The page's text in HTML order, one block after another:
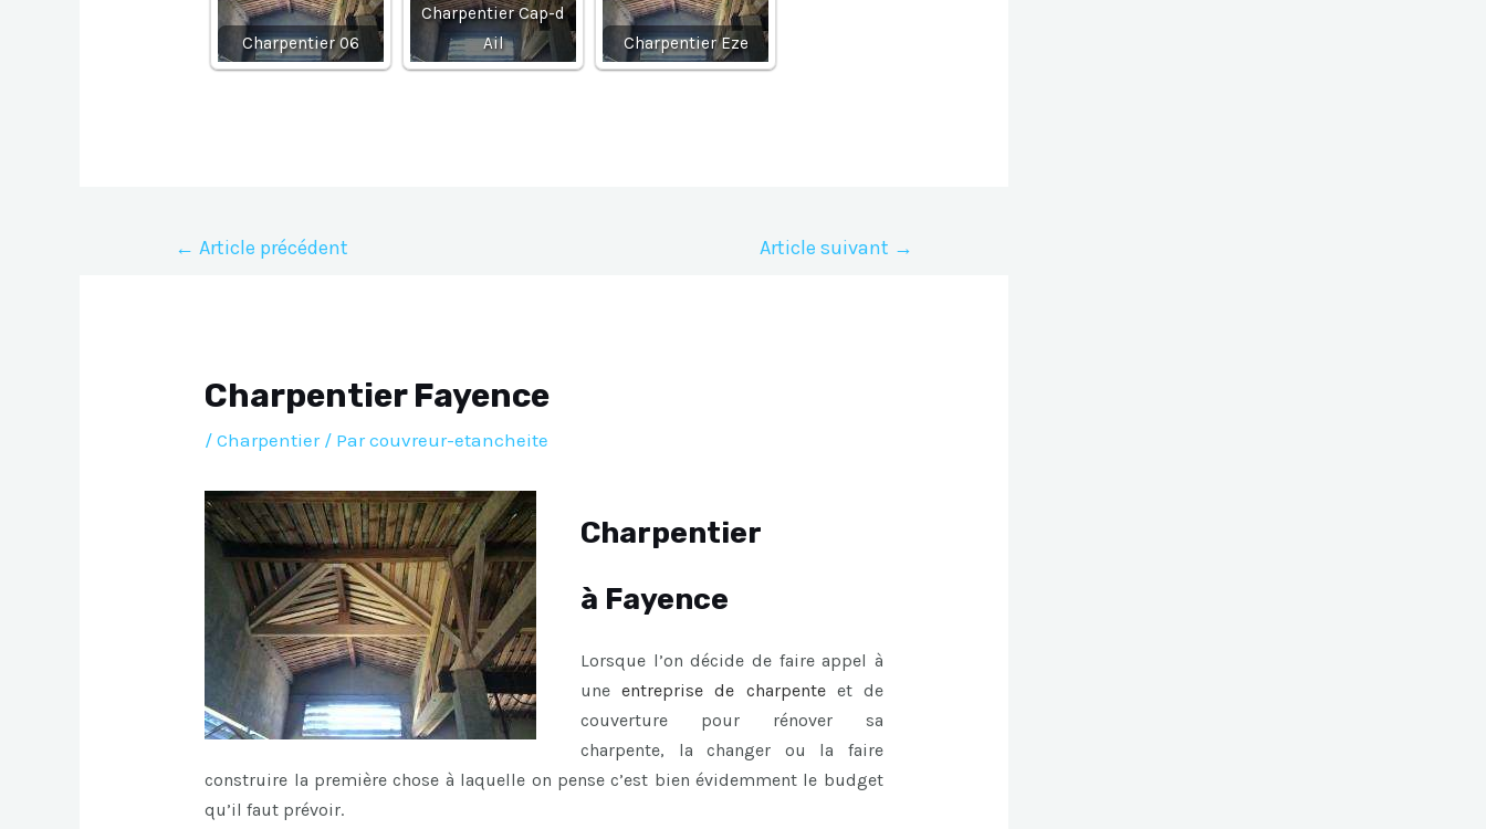
Charpentier 06
Charpentier Cap-d
Ail
Charpentier Eze
Navigation
← Article précédent Article suivant →
Charpentier Fayence
/Charpentier/ Parcouvreur-etancheite
Charpentier
à Fayence
Lorsque l’on décide de faire appel à
uneentreprise de charpenteet de
couverture pour rénover sa
charpente, la changer ou la faire
construire la première chose à laquelle on pense c’est bien évidemment le budget
qu’il faut prévoir.